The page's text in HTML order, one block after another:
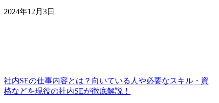
2024年12月3日
社内SEの仕事内容とは？向いている人や必要なスキル・資
格などを現役の社内SEが徹底解説！